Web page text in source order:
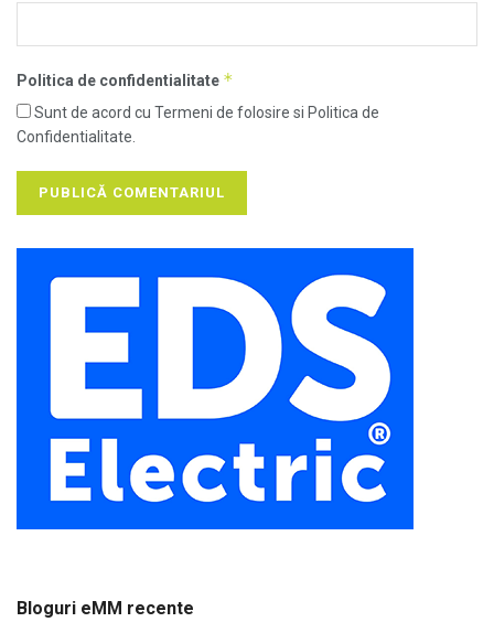
Politica de confidentialitate *
Sunt de acord cu Termeni de folosire si Politica de
Confidentialitate.
Bloguri eMM recente